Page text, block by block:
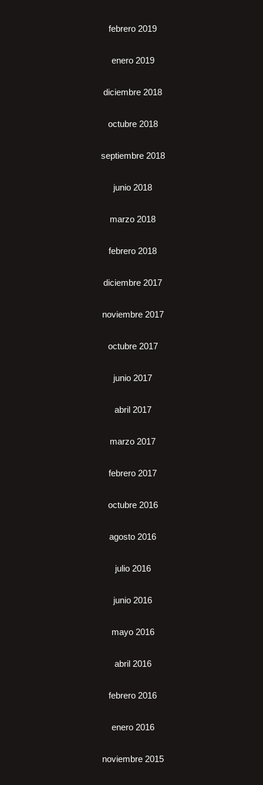
febrero 2019
enero 2019
diciembre 2018
octubre 2018
septiembre 2018
junio 2018
marzo 2018
febrero 2018
diciembre 2017
noviembre 2017
octubre 2017
junio 2017
abril 2017
marzo 2017
febrero 2017
octubre 2016
agosto 2016
julio 2016
junio 2016
mayo 2016
abril 2016
febrero 2016
enero 2016
noviembre 2015